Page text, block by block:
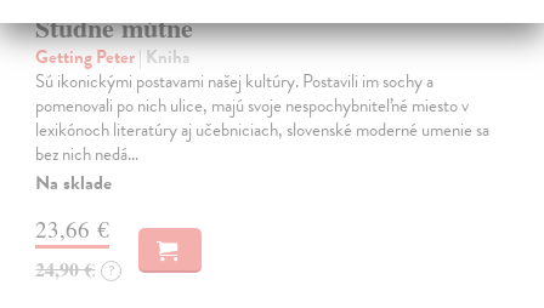
Studne mútne
Getting Peter| Kniha
Sú ikonickými postavami našej kultúry. Postavili im sochy a
pomenovali po nich ulice, majú svoje nespochybniteľné miesto v
lexikónoch literatúry aj učebniciach, slovenské moderné umenie sa
bez nich nedá…
Na sklade
23,66 €
24,90 € ?